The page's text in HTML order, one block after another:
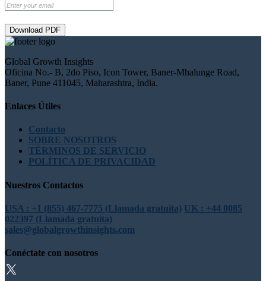
Download PDF
Global Growth Insights
Oficina No.- B, 2do Piso, Icon Tower, Baner-Mhalunge Road,
Baner, Pune 411045, Maharashtra, India.
Enlaces Útiles
Contacto
SOBRE NOSOTROS
TÉRMINOS DE SERVICIO
POLÍTICA DE PRIVACIDAD
Nuestros Contactos
USA : +1 (855) 467-7775 (Llamada gratuita) UK : +44 8085
022397 (Llamada gratuita)
sales@globalgrowthinsights.com
Conéctate con nosotros